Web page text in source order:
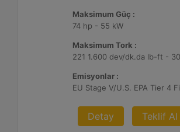
Maksimum Güç :
74 hp - 55 kW
Maksimum Tork :
Emisyonlar :
Detay Teklif Al